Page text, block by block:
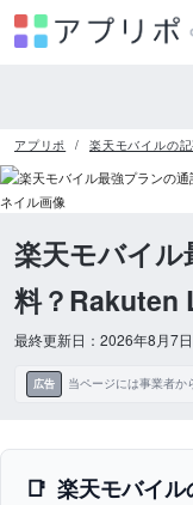
アプリポ 楽天モバイルの
楽天モバイ
料？Rakuten
最終更新日：2026年8月7日
広告 当ページには事業者か
楽天モバイル